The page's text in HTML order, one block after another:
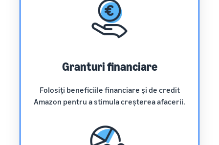
Granturi financiare
Folosiți beneficiile financiare și de credit
Amazon pentru a stimula creșterea afacerii.